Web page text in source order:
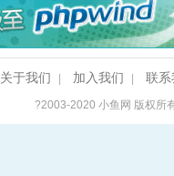
关于我们 加入我们 联系
?2003-2020小鱼网 版权所